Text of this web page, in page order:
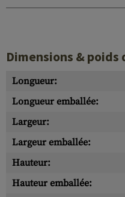
Dimensions &
Longueur:
Longueur emballée:
Largeur:
Largeur emballée:
Hauteur:
Hauteur emballée: